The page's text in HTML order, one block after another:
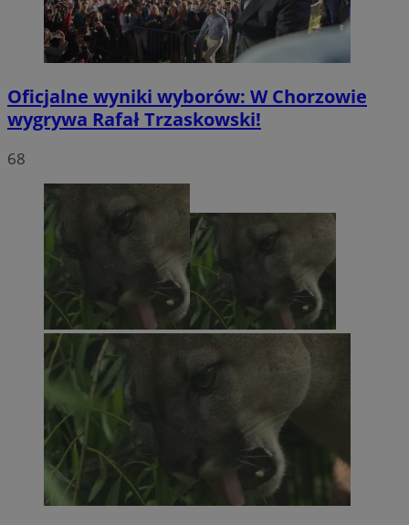
Oficjalne wyniki wyborów: W Chorzowie
wygrywa Rafał Trzaskowski!
68